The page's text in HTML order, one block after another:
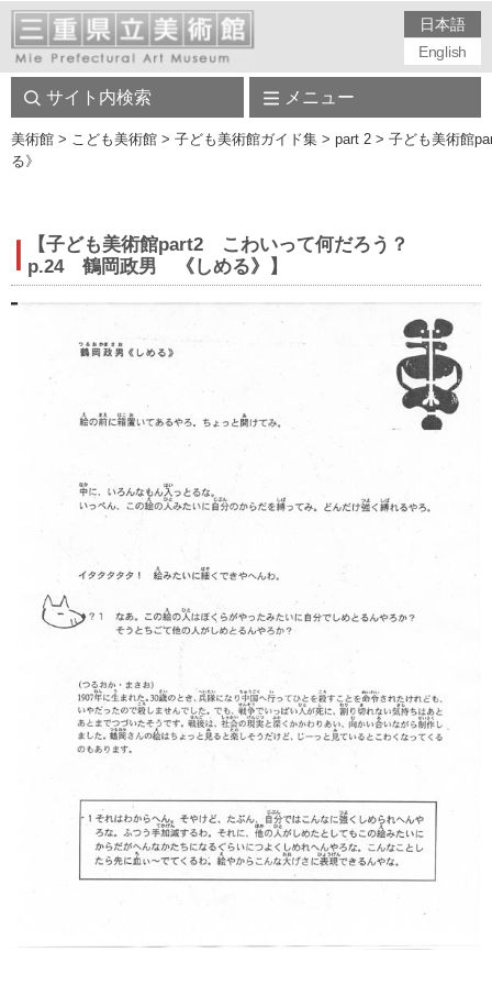
日本語
English
サイト内検索 メニュー
美術館 > こども美術館 > 子ども美術館ガイド集 > part 2 > 子ども美術
る》
【子ども美術館part2 こわいって何だろう？
p.24 鶴岡政男 《しめる》】